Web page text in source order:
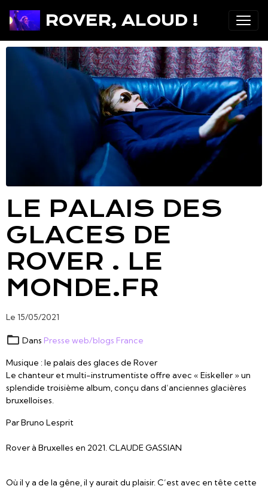
ROVER, ALOUD !
LE PALAIS DES
GLACES DE
ROVER . LE
MONDE.FR
Le 15/05/2021
Dans Presse web/blogs France
Musique : le palais des glaces de Rover
Le chanteur et multi-instrumentiste offre avec « Eiskeller » un
splendide troisième album, conçu dans d’anciennes glacières
bruxelloises.
Par Bruno Lesprit
Rover à Bruxelles en 2021. CLAUDE GASSIAN
Où il y a de la gêne, il y aurait du plaisir. C’est avec en tête cette